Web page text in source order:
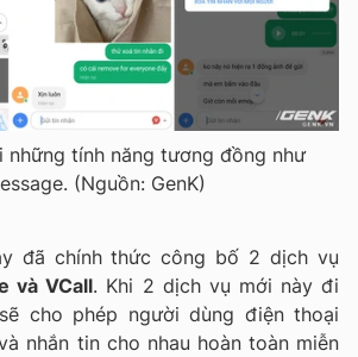
những tính năng tương đồng như
(Nguồn: GenK)
đã chính thức công bố 2 dịch vụ
và VCall. Khi 2 dịch vụ mới này đi
cho phép người dùng điện thoại
nhắn tin cho nhau hoàn toàn miễn